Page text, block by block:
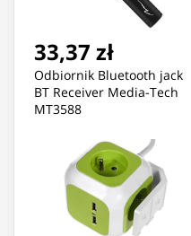
33,37 zł
Odbiornik Bluetooth jack
BT Receiver Media-Tech
MT3588